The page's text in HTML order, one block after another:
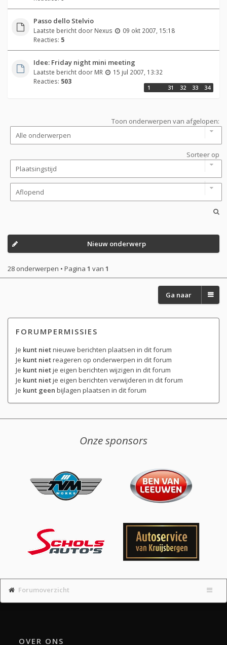
Passo dello Stelvio
Laatste bericht door Nexus
09 okt 2007, 15:18
Reacties: 5
Idee: Friday night mini meeting
Laatste bericht door MR
15 jul 2007, 13:32
Reacties: 503
1 31 32 33 34
Toon onderwerpen van afgelopen:
Sorteer op
Nieuw onderwerp
28 onderwerpen • Pagina 1 van 1
Ga naar
FORUMPERMISSIES
Je kunt nietnieuwe berichten plaatsen in dit forum
Je kunt nietreageren op onderwerpen in dit forum
Je kunt nietje eigen berichten wijzigen in dit forum
Je kunt nietje eigen berichten verwijderen in dit forum
Je kunt geen bijlagen plaatsen in dit forum
Onze sponsors
Forumoverzicht
OVER ONS